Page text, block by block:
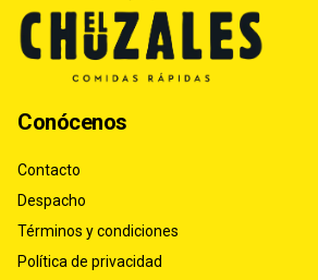
Conócenos
Contacto
Despacho
Términos y condiciones
Política de privacidad